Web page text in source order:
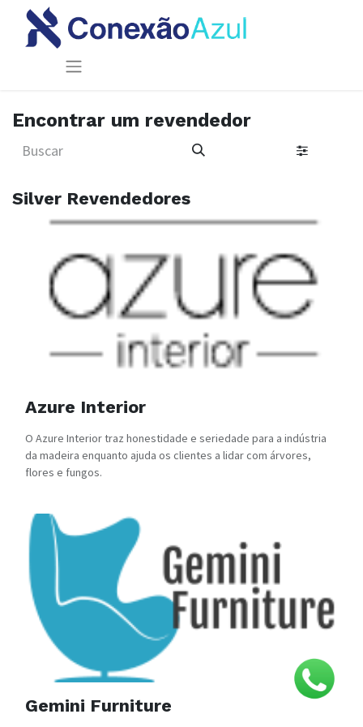
Encontrar um revendedor
Silver Revendedores
Azure Interior
O Azure Interior traz honestidade e seriedade para a indústria
da madeira enquanto ajuda os clientes a lidar com árvores,
flores e fungos.
Gemini Furniture